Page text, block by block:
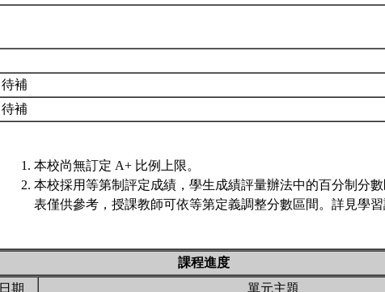
待補
待補
本校尚無訂定 A+ 比例上限。
本校採用等第制評定成績，學生成績評量辦法中的百分制分
表僅供參考，授課教師可依等第定義調整分數區間。詳見學
課程進度
日期
單元主題